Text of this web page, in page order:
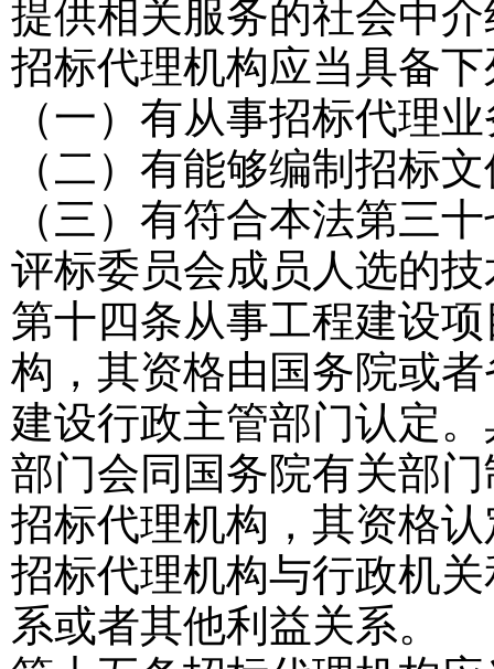
提供相关服务的社会中
招标代理机构应当具备
（一）有从事招标代理
（二）有能够编制招标
（三）有符合本法第三
评标委员会成员人选的
第十四条从事工程建设
构，其资格由国务院或
建设行政主管部门认定
部门会同国务院有关部
招标代理机构，其资格
招标代理机构与行政机
系或者其他利益关系。